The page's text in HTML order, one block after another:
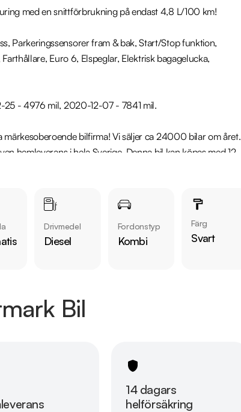
med en snittförbrukning på endast 4,8 L/100 km!
Parkeringssensorer fram & bak, Start/Stop funktion,
Euro 6, Elspeglar, Elektrisk bagagelucka,
25 - 4976 mil, 2020-12-07 - 7841 mil.
bilfirma! Vi säljer ca 24000 bilar om året.
hemleverans i hela Sverige. Denna bil kan köpas med 12-
vi våra kunder att ringa oss på 08-572 142
en finansiering som passar just dina behov. Vi erbjuder
din gamla bil i inbyte. Kontakta anläggningen för mer
Drivmedel
Diesel
Fordonstyp
Kombi
Färg
Svart
Bil
14 dagars
helförsäkring